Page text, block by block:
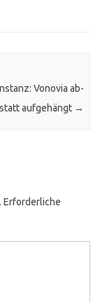
Vonovia ab-
statt aufgehängt →
Erforderliche